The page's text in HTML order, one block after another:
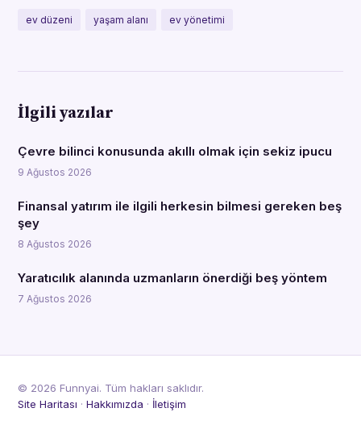
ev düzeni yaşam alanı ev yönetimi
İlgili yazılar
Çevre bilinci konusunda akıllı olmak için sekiz ipucu
9 Ağustos 2026
Finansal yatırım ile ilgili herkesin bilmesi gereken beş
şey
8 Ağustos 2026
Yaratıcılık alanında uzmanların önerdiği beş yöntem
7 Ağustos 2026
© 2026 Funnyai. Tüm hakları saklıdır.
Site Haritası · Hakkımızda · İletişim